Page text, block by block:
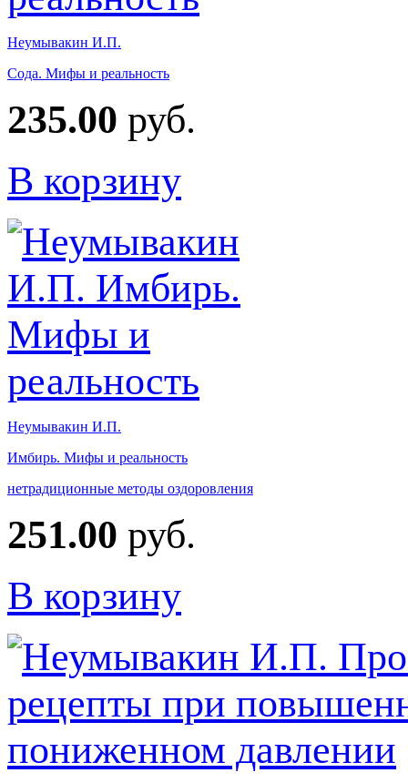
Неумывакин И.П.
Сода. Мифы и реальность
235.00 руб.
В корзину
Неумывакин И.П.
Имбирь. Мифы и реальность
нетрадиционные методы оздоровления
251.00 руб.
В корзину